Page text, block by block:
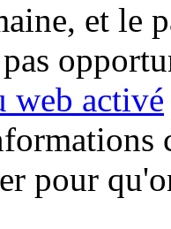
et le
web activé
pour